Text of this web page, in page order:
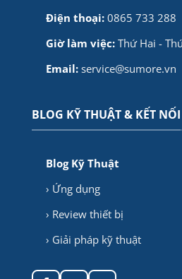
Điện thoại:0865 733 288
Giờ làm việc:Thứ Hai -
Email:service@sumore.vn
BLOG KỸ THUẬT & KẾT NỐI
Blog Kỹ Thuật
› Ứng dụng
› Review thiết bị
› Giải pháp kỹ thuật